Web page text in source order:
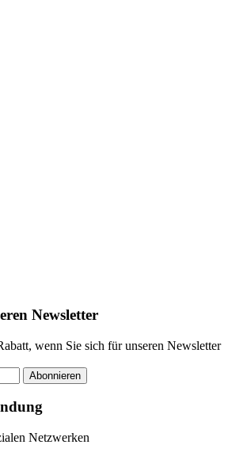
Newsletter
wenn Sie sich für unseren Newsletter
Abonnieren
Netzwerken